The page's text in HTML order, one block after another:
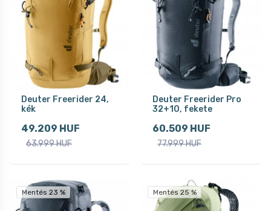
Deuter Freerider 24,
kék
49.209 HUF
63.999 HUF
Deuter Freerider Pro
32+10, fekete
60.509 HUF
77.999 HUF
Mentés 23 % Mentés 25 %